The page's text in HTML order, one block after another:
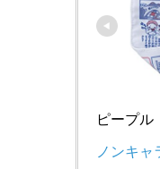
ピープル
ノンキ